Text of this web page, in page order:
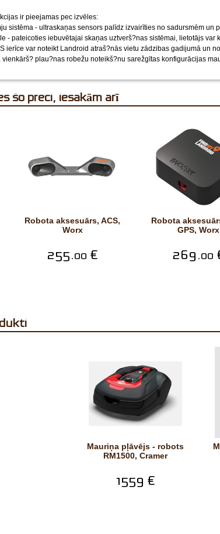
ir pieejamas pec izvēles:
sistēma - ultraskaņas sensors palīdz izvairīties no sadursmēm un
- pateicoties iebuvētajai skaņas uztverš?nas sistēmai, lietotājs var
ierīce var noteikt Landroid atraš?nās vietu zādzibas gadijumā un
vienkārš? plau?nas robežu noteikš?nu sarežgītas konfigurācijas
šo preci, iesakām arī
robota aksesuārs, ACS,
Worx
255.00 €
robota aksesuārs, 4G +
GPS, Worx
269.00
Mauriņa pļāvējs - robots
RM1500, Cramer
1559 €
Mauriņa pļāvējs - robots